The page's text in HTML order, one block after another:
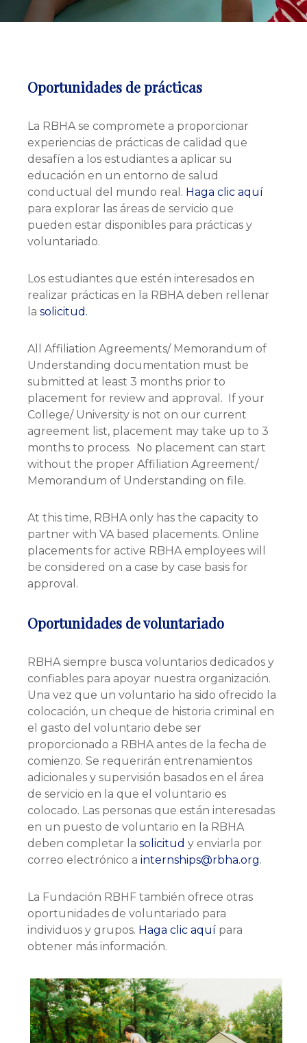
Oportunidades de prácticas
La RBHA se compromete a proporcionar
experiencias de prácticas de calidad que
desafíen a los estudiantes a aplicar su
educación en un entorno de salud
conductual del mundo real. Haga clic aquí
para explorar las áreas de servicio que
pueden estar disponibles para prácticas y
voluntariado.
Los estudiantes que estén interesados en
realizar prácticas en la RBHA deben rellenar
la solicitud.
All Affiliation Agreements/ Memorandum of
Understanding documentation must be
submitted at least 3 months prior to
placement for review and approval. If your
College/ University is not on our current
agreement list, placement may take up to 3
months to process. No placement can start
without the proper Affiliation Agreement/
Memorandum of Understanding on file.
At this time, RBHA only has the capacity to
partner with VA based placements. Online
placements for active RBHA employees will
be considered on a case by case basis for
approval.
Oportunidades de voluntariado
RBHA siempre busca voluntarios dedicados y
confiables para apoyar nuestra organización.
Una vez que un voluntario ha sido ofrecido la
colocación, un cheque de historia criminal en
el gasto del voluntario debe ser
proporcionado a RBHA antes de la fecha de
comienzo. Se requerirán entrenamientos
adicionales y supervisión basados en el área
de servicio en la que el voluntario es
colocado. Las personas que están interesadas
en un puesto de voluntario en la RBHA
deben completar la solicitud y enviarla por
correo electrónico a internships@rbha.org.
La Fundación RBHF también ofrece otras
oportunidades de voluntariado para
individuos y grupos. Haga clic aquí para
obtener más información.